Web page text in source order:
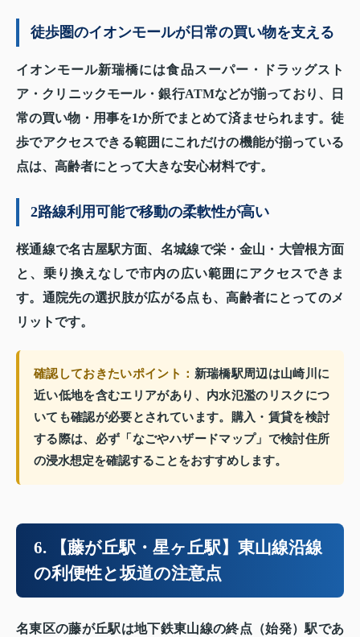
徒歩圏のイオンモールが日常の買い物を支える
イオンモール新瑞橋には食品スーパー・ドラッグスト
ア・クリニックモール・銀行ATMなどが揃っており、日
常の買い物・用事を1か所でまとめて済ませられます。徒
歩でアクセスできる範囲にこれだけの機能が揃っている
点は、高齢者にとって大きな安心材料です。
2路線利用可能で移動の柔軟性が高い
桜通線で名古屋駅方面、名城線で栄・金山・大曽根方面
と、乗り換えなしで市内の広い範囲にアクセスできま
す。通院先の選択肢が広がる点も、高齢者にとってのメ
リットです。
確認しておきたいポイント： 新瑞橋駅周辺は山崎川に
近い低地を含むエリアがあり、内水氾濫のリスクにつ
いても確認が必要とされています。購入・賃貸を検討
する際は、必ず「なごやハザードマップ」で検討住所
の浸水想定を確認することをおすすめします。
6. 【藤が丘駅・星ヶ丘駅】東山線沿線
の利便性と坂道の注意点
名東区の藤が丘駅は地下鉄東山線の終点（始発）駅であ